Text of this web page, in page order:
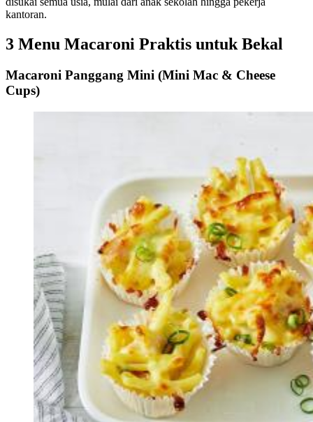
kantoran.
3 Menu Macaroni Praktis untuk Bekal
Macaroni Panggang Mini (Mini Mac & Cheese
Cups)